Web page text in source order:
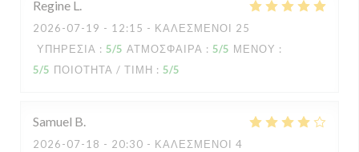
Regine L
2026-07-19 - 12:15 - ΚΑΛΕΣΜΈΝΟΙ 25
ΥΠΗΡΕΣΊΑ : 5/5 ΑΤΜΌΣΦΑΙΡΑ : 5/5 ΜΕΝΟΎ :
5/5 ΠΟΙΌΤΗΤΑ / ΤΙΜΉ : 5/5
Samuel B
2026-07-18 - 20:30 - ΚΑΛΕΣΜΈΝΟΙ 4